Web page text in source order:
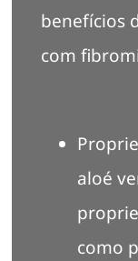
benefícios
com
aloé
como